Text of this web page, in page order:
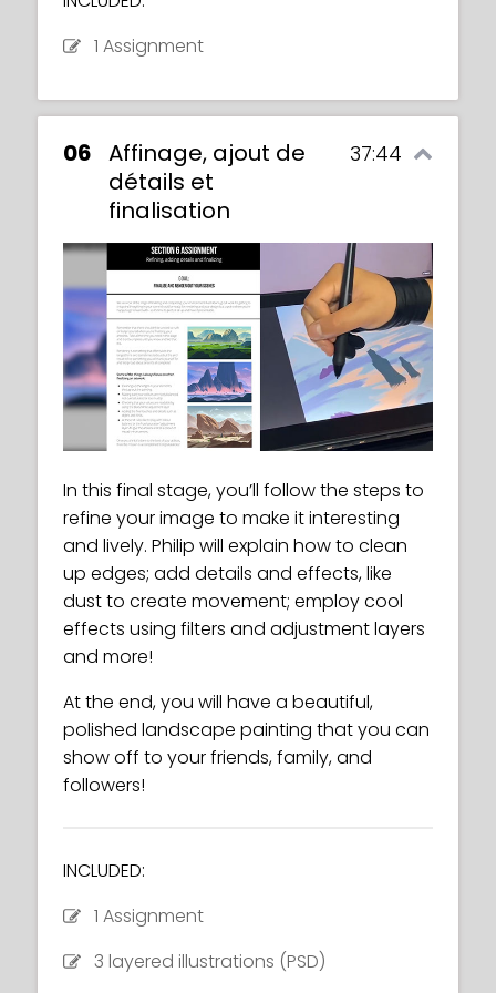
1 Assignment
06 Affinage, ajout de
détails et
finalisation
37:44
In this final stage, you’ll follow the steps to
refine your image to make it interesting
and lively. Philip will explain how to clean
up edges; add details and effects, like
dust to create movement; employ cool
effects using filters and adjustment layers
and more!
At the end, you will have a beautiful,
polished landscape painting that you can
show off to your friends, family, and
followers!
INCLUDED:
1 Assignment
3 layered illustrations (PSD)